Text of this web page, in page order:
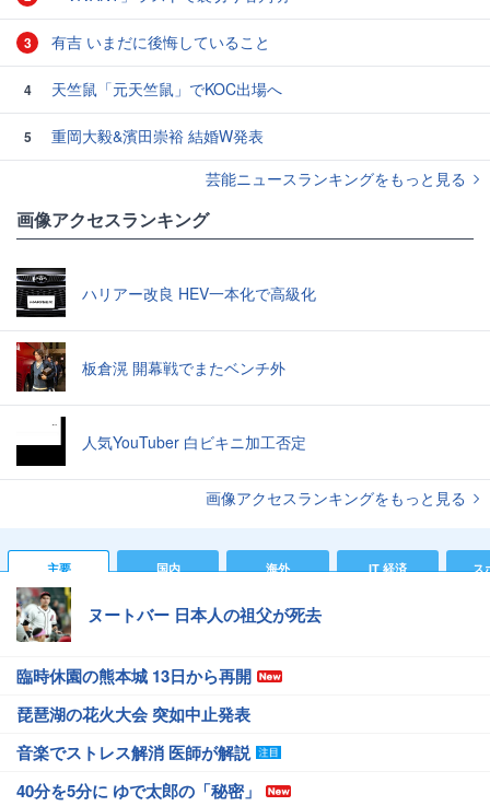
3 有吉 いまだに後悔していること
4 天竺鼠「元天竺鼠」でKOC出場へ
5
重岡大毅&濱田崇裕 結婚W発表
芸能ニュースランキングをもっと見る
画像アクセスランキング
ハリアー改良 HEV一本化で高級化
板倉滉 開幕戦でまたベンチ外
人気YouTuber 白ビキニ加工否定
画像アクセスランキングをもっと見る
主要 国内 海外 IT 経済 ス
ヌートバー 日本人の祖父が死去
臨時休園の熊本城 13日から再開
琵琶湖の花火大会 突如中止発表
音楽でストレス解消 医師が解説
40分を5分に ゆで太郎の「秘密」